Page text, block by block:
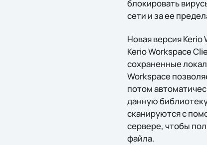
блокировать
сети и за ее
Новая версия
Kerio Workspace
сохраненные
Workspace
потом
данную
сканируются с
сервере, чтобы
файла.